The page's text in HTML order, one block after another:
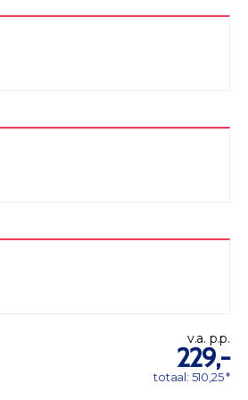
v.a. p.p.
229,-
totaal: 510,25 *